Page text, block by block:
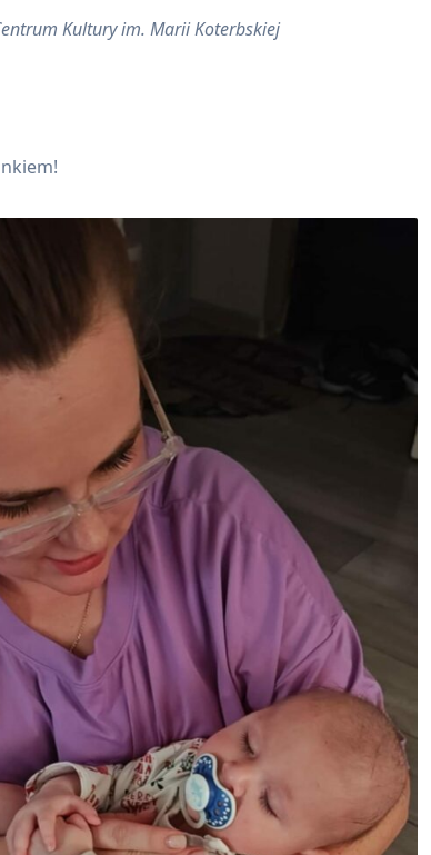
Kultury im. Marii Koterbskiej